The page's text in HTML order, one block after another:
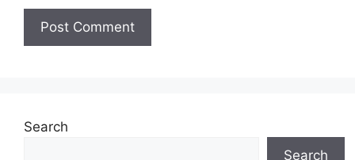
Search
Search